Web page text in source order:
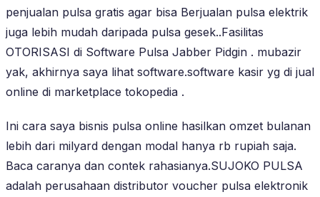
penjualan pulsa gratis agar bisa Berjualan pulsa elektrik
juga lebih mudah daripada pulsa gesek..Fasilitas
OTORISASI di Software Pulsa Jabber Pidgin . mubazir
yak, akhirnya saya lihat software.software kasir yg di jual
online di marketplace tokopedia .
Ini cara saya bisnis pulsa online hasilkan omzet bulanan
lebih dari milyard dengan modal hanya rb rupiah saja.
Baca caranya dan contek rahasianya.SUJOKO PULSA
adalah perusahaan distributor voucher pulsa elektronik